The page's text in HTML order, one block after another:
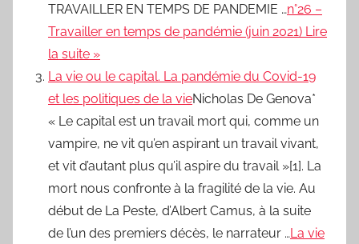
TRAVAILLER EN TEMPS DE PANDEMIE …n°26 –
Travailler en temps de pandémie (juin 2021) Lire
la suite »
La vie ou le capital. La pandémie du Covid-19
et les politiques de la vieNicholas De Genova*
« Le capital est un travail mort qui, comme un
vampire, ne vit qu’en aspirant un travail vivant,
et vit d’autant plus qu’il aspire du travail »[1]. La
mort nous confronte à la fragilité de la vie. Au
début de La Peste, d’Albert Camus, à la suite
de l’un des premiers décès, le narrateur …La vie